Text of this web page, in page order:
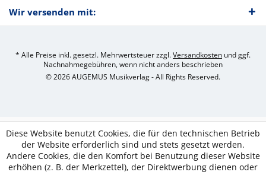
Wir versenden mit:
* Alle Preise inkl. gesetzl. Mehrwertsteuer zzgl.Versandkosten und ggf.
Nachnahmegebühren, wenn nicht anders beschrieben
© 2026 AUGEMUS Musikverlag - All Rights Reserved.
Diese Website benutzt Cookies, die für den technischen Betrieb
der Website erforderlich sind und stets gesetzt werden.
Andere Cookies, die den Komfort bei Benutzung dieser Website
erhöhen (z. B. der Merkzettel), der Direktwerbung dienen oder